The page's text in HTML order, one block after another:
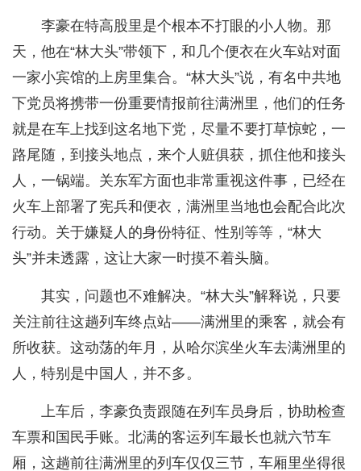
李豪在特高股里是个根本不打眼的小人物。那
天，他在“林大头”带领下，和几个便衣在火车站对面
一家小宾馆的上房里集合。“林大头”说，有名中共地
下党员将携带一份重要情报前往满洲里，他们的任务
就是在车上找到这名地下党，尽量不要打草惊蛇，一
路尾随，到接头地点，来个人赃俱获，抓住他和接头
人，一锅端。关东军方面也非常重视这件事，已经在
火车上部署了宪兵和便衣，满洲里当地也会配合此次
行动。关于嫌疑人的身份特征、性别等等，“林大
头”并未透露，这让大家一时摸不着头脑。
其实，问题也不难解决。“林大头”解释说，只要
关注前往这趟列车终点站——满洲里的乘客，就会有
所收获。这动荡的年月，从哈尔滨坐火车去满洲里的
人，特别是中国人，并不多。
上车后，李豪负责跟随在列车员身后，协助检查
车票和国民手账。北满的客运列车最长也就六节车
厢，这趟前往满洲里的列车仅仅三节，车厢里坐得很